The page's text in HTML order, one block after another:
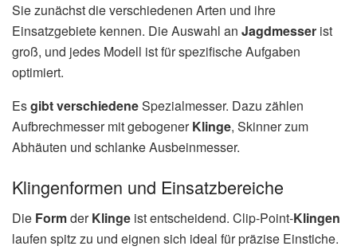
Sie zunächst die verschiedenen Arten und ihre
Einsatzgebiete kennen. Die Auswahl an Jagdmesser ist
groß, und jedes Modell ist für spezifische Aufgaben
optimiert.
Esgibt verschiedeneSpezialmesser. Dazu zählen
Aufbrechmesser mit gebogenerKlinge, Skinner zum
Abhäuten und schlanke Ausbeinmesser.
Klingenformen und Einsatzbereiche
Die FormderKlinge ist entscheidend. Clip-Point-Klingen
laufen spitz zu und eignen sich ideal für präzise Einstiche.